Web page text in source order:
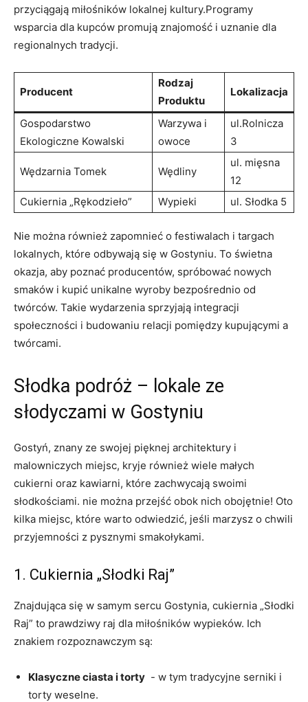
⁢przyciągają miłośników lokalnej kultury.Programy
wsparcia dla kupców promują znajomość ​i‍ uznanie dla ​
regionalnych​ tradycji.
Producent
Rodzaj
Produktu
Lokalizacja
Gospodarstwo
Ekologiczne​ Kowalski
Warzywa ‌i ​
owoce
ul.Rolnicza
3
Wędzarnia Tomek Wędliny
ul. mięsna
12
Cukiernia „Rękodzieło”
Wypieki ul. Słodka 5
Nie można również zapomnieć o festiwalach i targach⁤
lokalnych, które odbywają się w Gostyniu. To świetna
okazja, aby ⁢poznać producentów, ⁤spróbować⁢ nowych
⁤smaków i ⁢kupić unikalne wyroby‍ bezpośrednio od
‍twórców. Takie wydarzenia ⁢sprzyjają integracji
społeczności i ⁤budowaniu relacji pomiędzy kupującymi ⁣a
twórcami.
Słodka podróż – lokale‌ ze
słodyczami w Gostyniu
Gostyń, znany ze swojej pięknej architektury i
malowniczych miejsc, kryje również wiele małych
⁣cukierni oraz kawiarni,​ które zachwycają​ swoimi
słodkościami. ⁣nie można przejść obok nich obojętnie! Oto
kilka miejsc, które⁤ warto odwiedzić, jeśli marzysz o chwili
przyjemności ​z‌ pysznymi smakołykami.
1.‌ Cukiernia „Słodki Raj”
Znajdująca się w‌ samym sercu Gostynia, cukiernia „Słodki
Raj” to‌ prawdziwy raj dla miłośników wypieków. Ich
znakiem rozpoznawczym są:
Klasyczne ciasta⁣ i torty ⁣ -‍ w‌ tym ​tradycyjne serniki​ i
torty ​weselne.